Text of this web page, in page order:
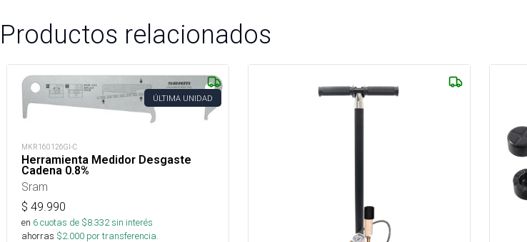
Productos relacionados
ÚLTIMA UNIDAD
MKR160126GI-C
Herramienta Medidor Desgaste
Cadena 0.8%
Sram
$ 49.990
en 6cuotas de $8.332sin interés
ahorras $2.000 por transferencia.